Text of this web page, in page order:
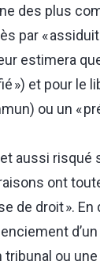
des plus
par «
estimera
et pour le
ou un «
aussi risqué
ont
de droit ». En
tribunal ou